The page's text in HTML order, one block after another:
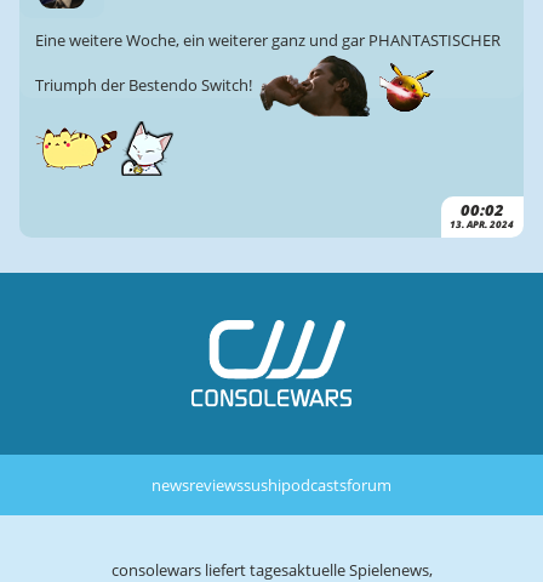
00:02
13. APR. 2024
Eine weitere Woche, ein weiterer ganz und gar PHANTASTISCHER
Triumph der Bestendo Switch!
newsreviewssushipodcastsforum
consolewars liefert tagesaktuelle Spielenews,